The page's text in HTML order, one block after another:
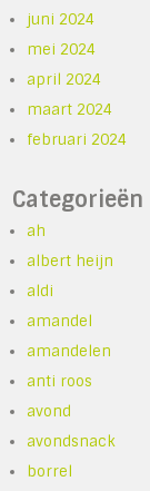
juni 2024
mei 2024
april 2024
maart 2024
februari 2024
Categorieën
ah
albert heijn
aldi
amandel
amandelen
anti roos
avond
avondsnack
borrel